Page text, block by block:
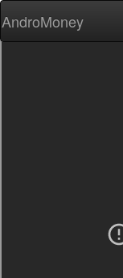
AndroMoney